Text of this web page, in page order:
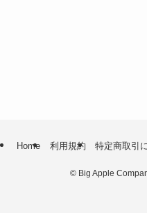
Home 利用規約 特定商取引
© Big Apple